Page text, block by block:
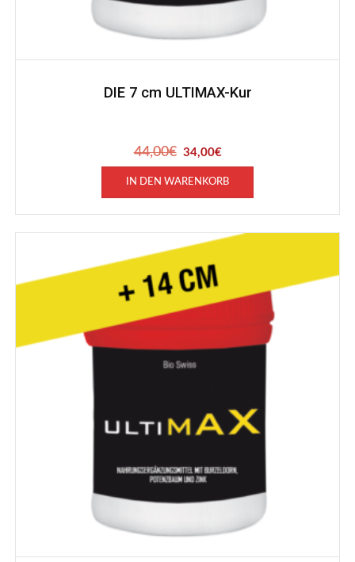
DIE 7 cm ULTIMAX-Kur
44,00€ Ursprünglicher
Preis
war:
34,00€Aktueller
Preis
ist:
IN DEN WARENKORB